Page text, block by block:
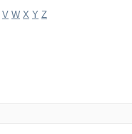
V W X Y Z